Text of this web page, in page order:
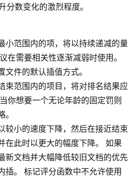
分数变化的激烈程度。
小范围内的项，将以持续递减的量
在需要相关性逐渐减弱时使用。
文件的默认插值方式。
束范围内的项目，将对排名结果应
你想要一个无论年龄的固定罚则
较小的速度下降，然后在接近结束
在此时以更大的幅度下降。 如果
新文档并大幅降低较旧文档的优先
插。 标记评分函数中不允许使用